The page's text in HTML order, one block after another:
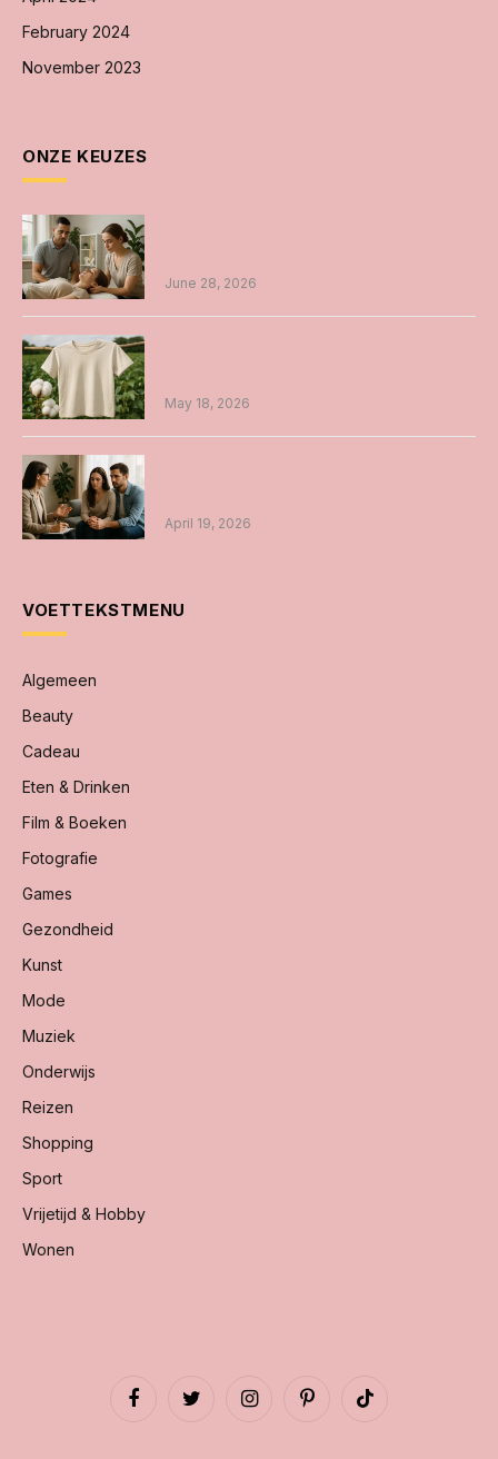
February 2024
November 2023
ONZE KEUZES
June 28, 2026
May 18, 2026
April 19, 2026
VOETTEKSTMENU
Algemeen
Beauty
Cadeau
Eten & Drinken
Film & Boeken
Fotografie
Games
Gezondheid
Kunst
Mode
Muziek
Onderwijs
Reizen
Shopping
Sport
Vrijetijd & Hobby
Wonen
FacebookTwitter InstagramPinterestTikTok